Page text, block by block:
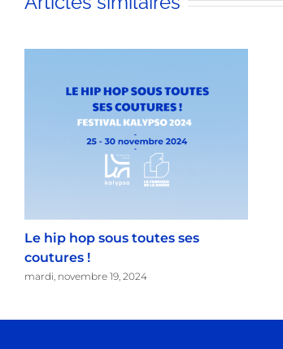
Le hip hop sous toutes ses
coutures !
mardi, novembre 19, 2024